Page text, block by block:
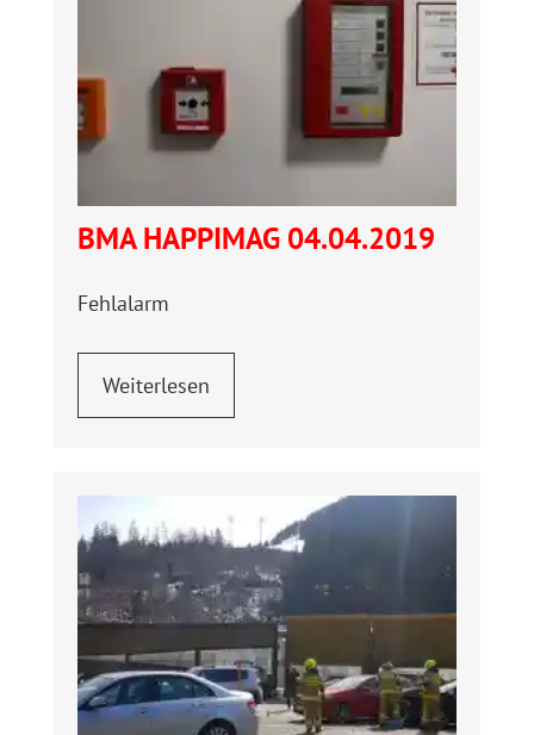
BMA HAPPIMAG 04.04.2019
Fehlalarm
Weiterlesen